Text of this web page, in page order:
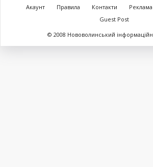
Акаунт Правила Контакти
Guest Post
© 2008 Нововолинський